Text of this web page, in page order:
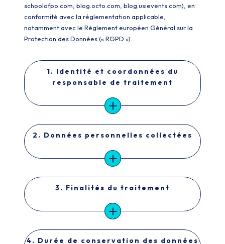
schoolofpo.com, blog.octo.com, blog.usievents.com), en
conformité avec la réglementation applicable,
notamment avec le Règlement européen Général sur la
Protection des Données (« RGPD »).
1. Identité et coordonnées du
responsable de traitement
2. Données personnelles collectées
3. Finalités du traitement
4. Durée de conservation des données